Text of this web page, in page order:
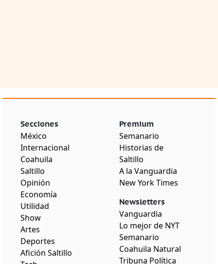
Secciones
México
Internacional
Coahuila
Saltillo
Opinión
Economía
Utilidad
Show
Artes
Deportes
Afición Saltillo
Premium
Semanario
Historias de
Saltillo
A la Vanguardia
New York Times
Newsletters
Vanguardia
Lo mejor de NYT
Semanario
Coahuila Natural
Tribuna Política